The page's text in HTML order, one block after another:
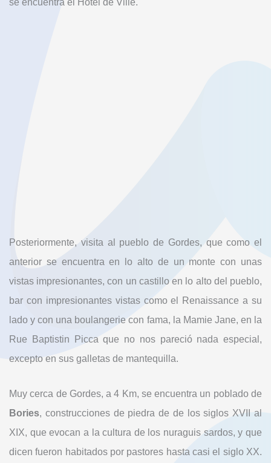
se encuentra el Hotel de Ville.
Posteriormente, visita al pueblo de Gordes, que como el
anterior se encuentra en lo alto de un monte con unas
vistas impresionantes, con un castillo en lo alto del pueblo,
bar con impresionantes vistas como el Renaissance a su
lado y con una boulangerie con fama, la Mamie Jane, en la
Rue Baptistin Picca que no nos pareció nada especial,
excepto en sus galletas de mantequilla.
Muy cerca de Gordes, a 4 Km, se encuentra un poblado de
Bories, construcciones de piedra de de los siglos XVII al
XIX, que evocan a la cultura de los nuraguis sardos, y que
dicen fueron habitados por pastores hasta casi el siglo XX.